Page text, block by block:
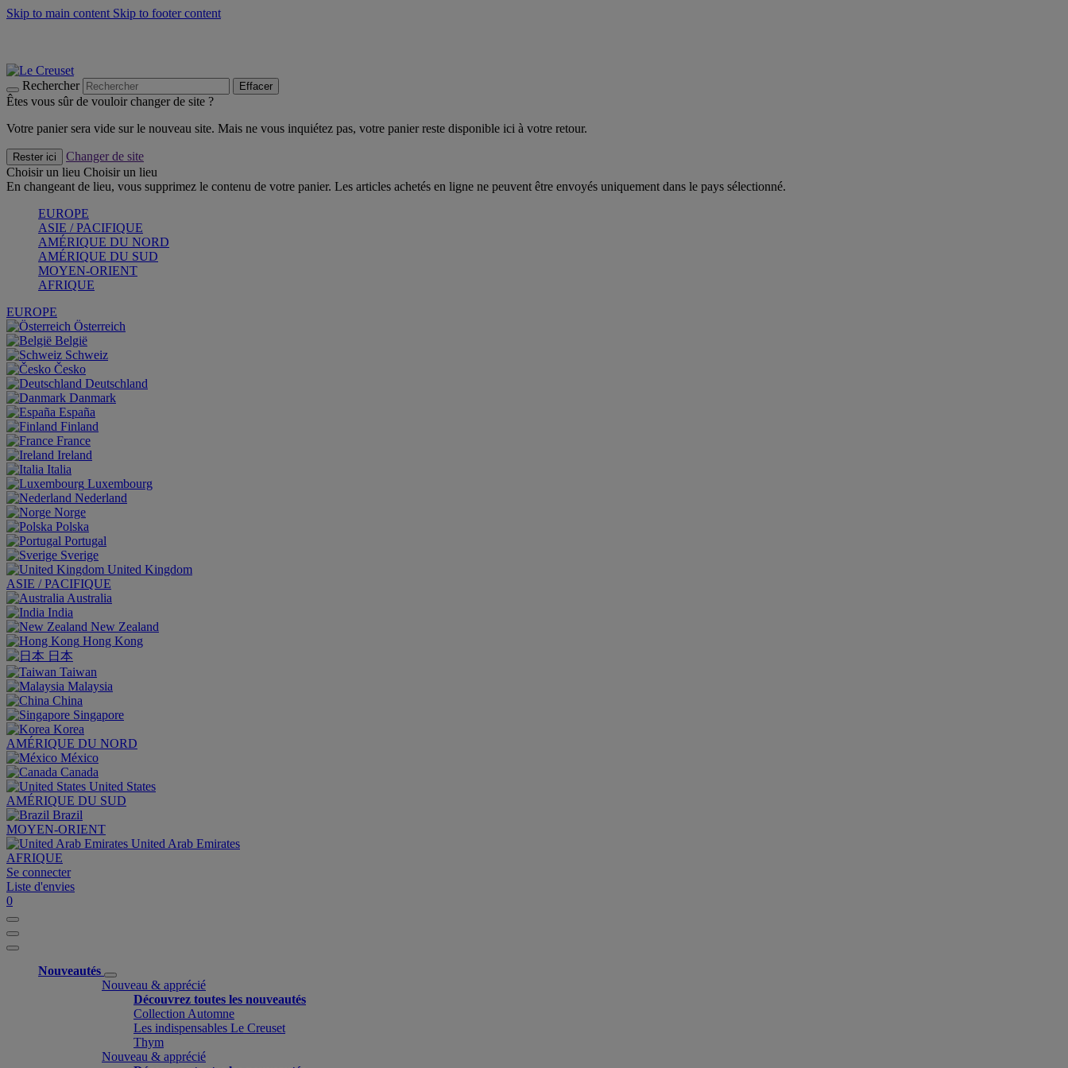
Skip to main content Skip to footer content
Rechercher Effacer
Êtes vous sûr de vouloir changer de site ?
Votre panier sera vide sur le nouveau site. Mais ne vous inquiétez pas, votre panier reste disponible ici à votre retour.
Rester ici
Changer de site
Choisir un lieu Choisir un lieu
En changeant de lieu, vous supprimez le contenu de votre panier. Les articles achetés en ligne ne peuvent être envoyés uniquement dans le pays sélectionné.
EUROPE
ASIE / PACIFIQUE
AMÉRIQUE DU NORD
AMÉRIQUE DU SUD
MOYEN-ORIENT
AFRIQUE
EUROPE
Österreich
België
Schweiz
Česko
Deutschland
Danmark
España
Finland
France
Ireland
Italia
Luxembourg
Nederland
Norge
Polska
Portugal
Sverige
United Kingdom
ASIE / PACIFIQUE
Australia
India
New Zealand
Hong Kong
日本
Taiwan
Malaysia
China
Singapore
Korea
AMÉRIQUE DU NORD
México
Canada
United States
AMÉRIQUE DU SUD
Brazil
MOYEN-ORIENT
United Arab Emirates
AFRIQUE
Se connecter
Liste d'envies
0
Nouveautés
Nouveau & apprécié
Découvrez toutes les nouveautés
Collection Automne
Les indispensables Le Creuset
Thym
Nouveau & apprécié